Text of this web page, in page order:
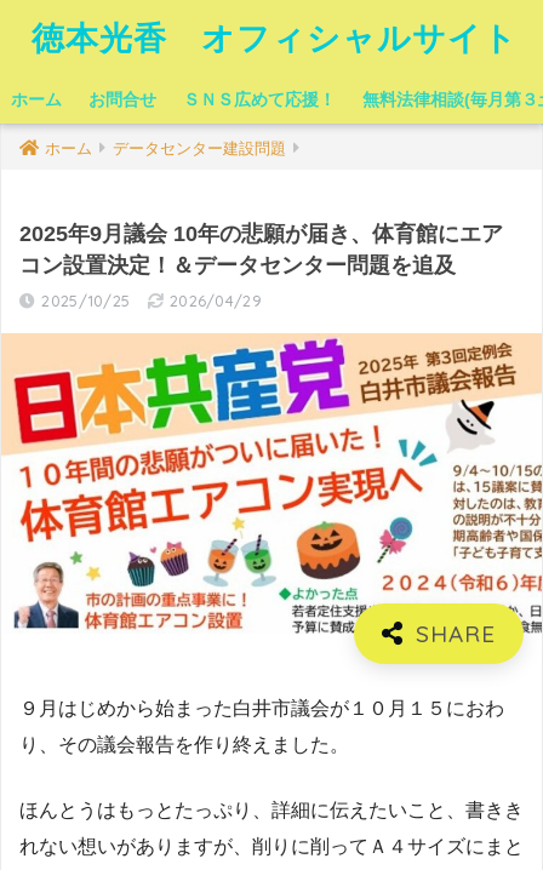
徳本光香 オフィシャルサイト
ホーム お問合せ ＳＮＳ広めて応援！ 無料法律相談(毎月第３
ホーム データセンター建設問題
2025年9月議会 10年の悲願が届き、体育館にエア
コン設置決定！＆データセンター問題を追及
2025/10/25 2026/04/29
９月はじめから始まった白井市議会が１０月１５におわ
り、その議会報告を作り終えました。
ほんとうはもっとたっぷり、詳細に伝えたいこと、書きき
れない想いがありますが、削りに削ってＡ４サイズにまと